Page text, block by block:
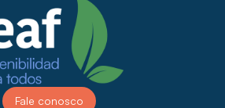
Fale conosco